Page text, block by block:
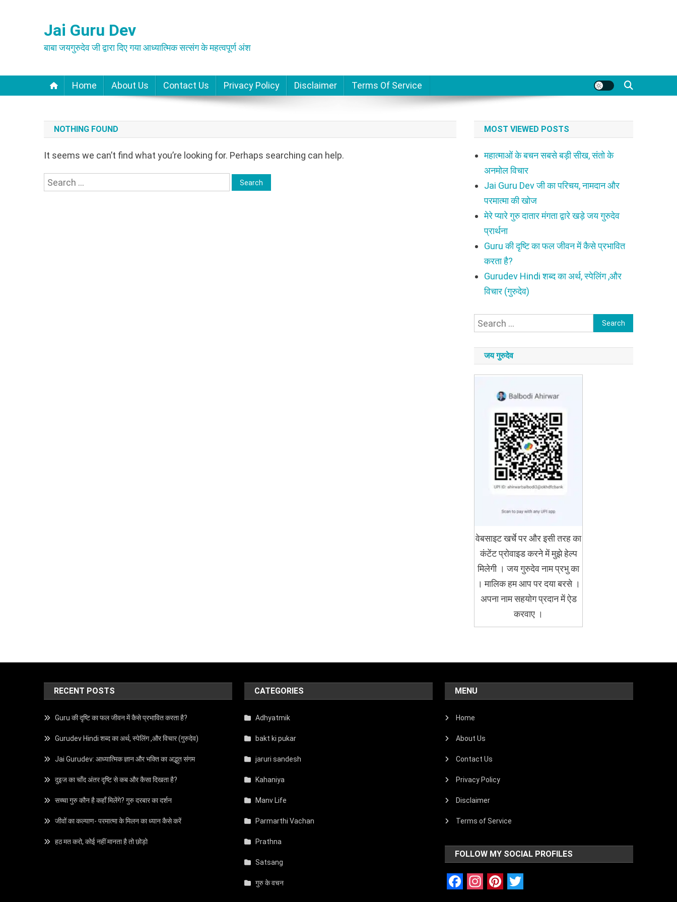
Jai Guru Dev
बाबा जयगुरुदेव जी द्वारा दिए गया आध्यात्मिक सत्संग के महत्वपूर्ण अंश
Home About Us Contact Us Privacy Policy Disclaimer Terms Of Service
NOTHING FOUND
It seems we can’t find what you’re looking for. Perhaps searching can help.
Search
MOST VIEWED POSTS
महात्माओं के बचन सबसे बड़ी सीख, संतो के
अनमोल विचार
Jai Guru Dev जी का परिचय, नामदान और
परमात्मा की खोज
मेरे प्यारे गुरु दातार मंगता द्वारे खड़े जय गुरुदेव
प्रार्थना
Guru की दृष्टि का फल जीवन में कैसे प्रभावित
करता है?
Gurudev Hindi शब्द का अर्थ, स्पेलिंग ,और
विचार (गुरुदेव)
Search
जय गुरुदेव
वेबसाइट खर्चे पर और इसी तरह का
कंटेंट प्रोवाइड करने में मुझे हेल्प
मिलेगी । जय गुरुदेव नाम प्रभु का
। मालिक हम आप पर दया बरसे ।
अपना नाम सहयोग प्रदान में ऐड
करवाए ।
RECENT POSTS
Guru की दृष्टि का फल जीवन में कैसे प्रभावित करता है?
Gurudev Hindi शब्द का अर्थ, स्पेलिंग ,और विचार (गुरुदेव)
Jai Gurudev: आध्यात्मिक ज्ञान और भक्ति का अद्भुत संगम
दुइज का चाँद अंतर दृष्टि से कब और कैसा दिखता है?
सच्चा गुरु कौन है कहाँ मिलेंगे? गुरु दरबार का दर्शन
जीवों का कल्याण- परमात्मा के मिलन का ध्यान कैसे करें
हठ मत करो, कोई नहीं मानता है तो छोड़ो
CATEGORIES
Adhyatmik
bakt ki pukar
jaruri sandesh
Kahaniya
Manv Life
Parmarthi Vachan
Prathna
Satsang
गुरु के वचन
MENU
Home
About Us
Contact Us
Privacy Policy
Disclaimer
Terms of Service
FOLLOW MY SOCIAL PROFILES